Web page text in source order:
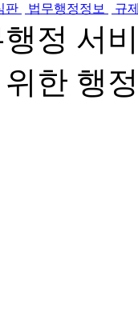
판 법무행정정보 규
정 서
한 행